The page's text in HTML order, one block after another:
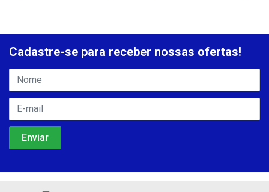
Cadastre-se para receber nossas ofertas!